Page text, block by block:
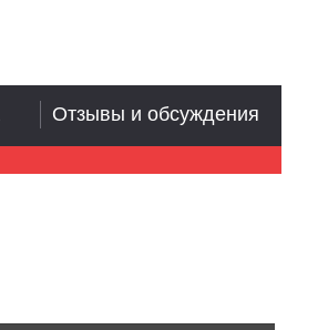
Отзывы и обсуждения